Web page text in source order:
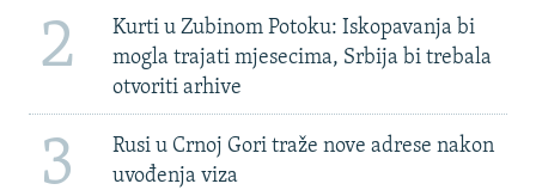
2
Kurti u Zubinom Potoku: Iskopavanja bi
mogla trajati mjesecima, Srbija bi trebala
otvoriti arhive
3
Rusi u Crnoj Gori traže nove adrese nakon
uvođenja viza